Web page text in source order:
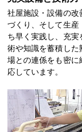
社屋施設・設備の
づくり、そして生
ち早く実践し、充
術や知識を蓄積し
場との連係をも密
応しています。